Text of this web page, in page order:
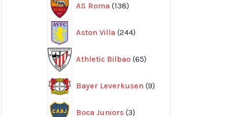
AS Roma 138
produkter
Aston Villa 244
produkter
Athletic Bilbao 65
produkter
Bayer Leverkusen 9
produkter
Boca Juniors 3